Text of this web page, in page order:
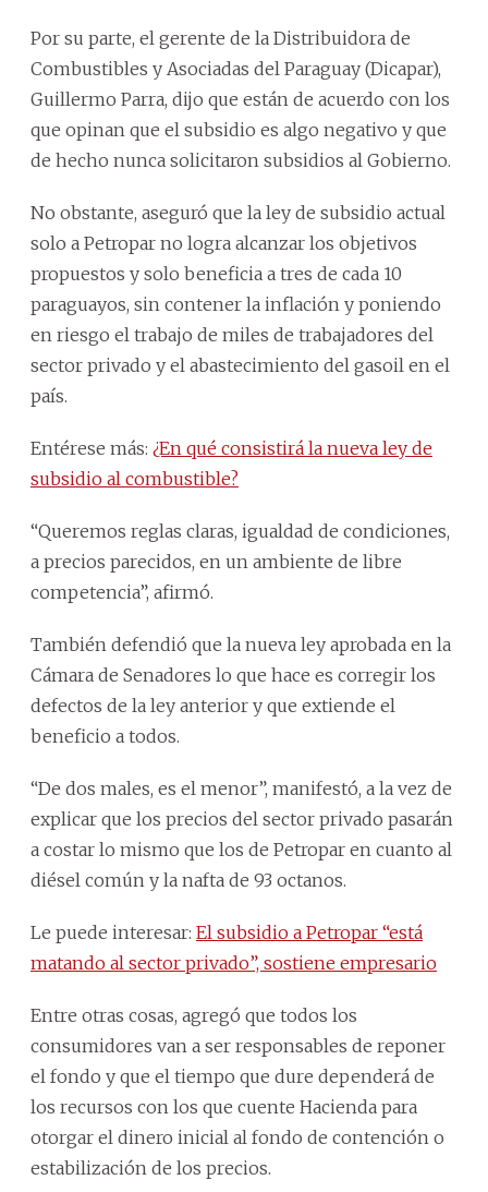
Por su parte, el gerente de la Distribuidora de
Combustibles y Asociadas del Paraguay (Dicapar),
Guillermo Parra, dijo que están de acuerdo con los
que opinan que el subsidio es algo negativo y que
de hecho nunca solicitaron subsidios al Gobierno.
No obstante, aseguró que la ley de subsidio actual
solo a Petropar no logra alcanzar los objetivos
propuestos y solo beneficia a tres de cada 10
paraguayos, sin contener la inflación y poniendo
en riesgo el trabajo de miles de trabajadores del
sector privado y el abastecimiento del gasoil en el
país.
Entérese más: ¿En qué consistirá la nueva ley de
subsidio al combustible?
“Queremos reglas claras, igualdad de condiciones,
a precios parecidos, en un ambiente de libre
competencia”, afirmó.
También defendió que la nueva ley aprobada en la
Cámara de Senadores lo que hace es corregir los
defectos de la ley anterior y que extiende el
beneficio a todos.
“De dos males, es el menor”, manifestó, a la vez de
explicar que los precios del sector privado pasarán
a costar lo mismo que los de Petropar en cuanto al
diésel común y la nafta de 93 octanos.
Le puede interesar: El subsidio a Petropar “está
matando al sector privado”, sostiene empresario
Entre otras cosas, agregó que todos los
consumidores van a ser responsables de reponer
el fondo y que el tiempo que dure dependerá de
los recursos con los que cuente Hacienda para
otorgar el dinero inicial al fondo de contención o
estabilización de los precios.